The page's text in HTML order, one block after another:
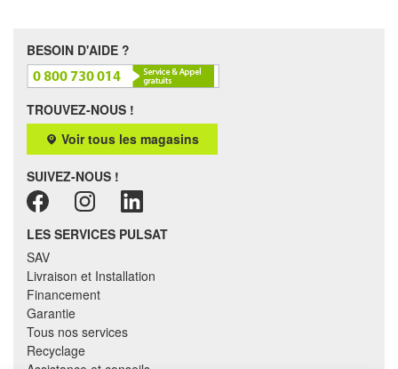
BESOIN D'AIDE ?
TROUVEZ-NOUS !
Voir tous les magasins
SUIVEZ-NOUS !
LES SERVICES PULSAT
SAV
Livraison et Installation
Financement
Garantie
Tous nos services
Recyclage